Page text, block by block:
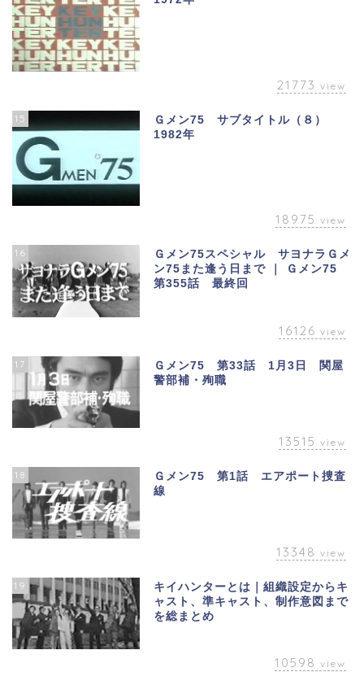
21773 view
15
Ｇメン75 サブタイトル（８）
1982年
18975 view
16
Ｇメン75スペシャル サヨナラＧメ
ン75また逢う日まで ｜ Ｇメン75
第355話 最終回
16126 view
17
Ｇメン75 第33話 1月3日 関屋
警部補・殉職
13515 view
18
Ｇメン75 第1話 エアポート捜査
線
13348 view
19
キイハンターとは｜組織設定からキ
ャスト、準キャスト、制作意図まで
を総まとめ
10598 view